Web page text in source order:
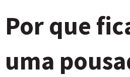
Por que
uma